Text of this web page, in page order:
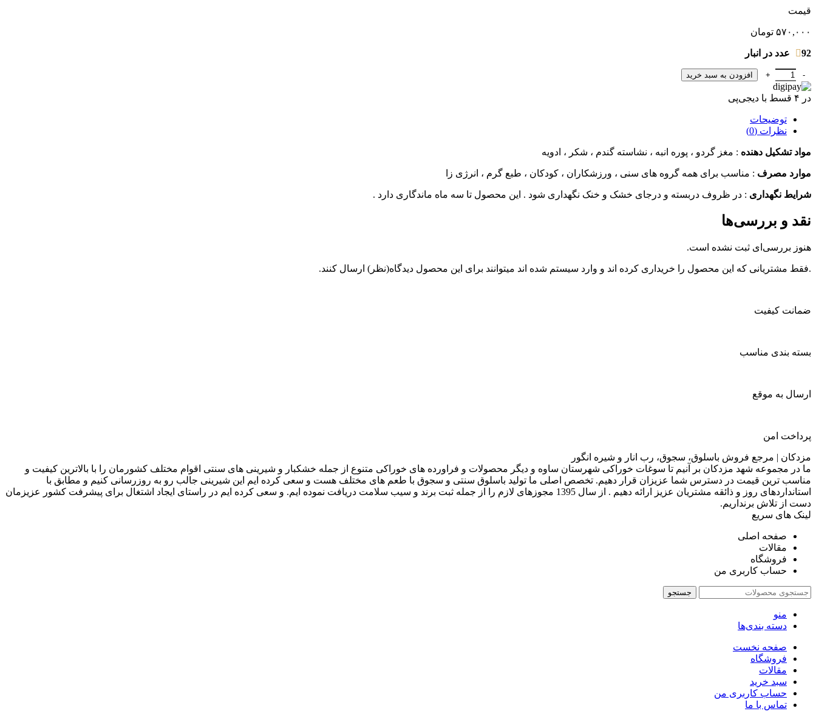
قیمت
۵۷۰,۰۰۰ تومان
92 عدد در انبار
سجوق گردویی با طعم انبه 500 گرم عدد
افزودن به سبد خرید
در ۴ قسط با دیجی‌پی
توضیحات
نظرات (0)
مواد تشکیل دهنده : مغز گردو ، پوره انبه ، نشاسته گندم ، شکر ، ادویه
موارد مصرف : مناسب برای همه گروه های سنی ، ورزشکاران ، کودکان ، طبع گرم ، انرژی زا
شرایط نگهداری : در ظروف دربسته و درجای خشک و خنک نگهداری شود . این محصول تا سه ماه ماندگاری دارد .
نقد و بررسی‌ها
هنوز بررسی‌ای ثبت نشده است.
.فقط مشتریانی که این محصول را خریداری کرده اند و وارد سیستم شده اند میتوانند برای این محصول دیدگاه(نظر) ارسال کنند.
ضمانت کیفیت
بسته بندی مناسب
ارسال به موقع
پرداخت امن
مزدکان | مرجع فروش باسلوق، سجوق، رب انار و شیره انگور
ما در مجموعه شهد مزدکان بر آنیم تا سوغات خوراکی شهرستان ساوه و دیگر محصولات و فراورده های خوراکی متنوع از جمله خشکبار و شیرینی های سنتی اقوام مختلف کشورمان را با بالاترین کیفیت و
مناسب ترین قیمت در دسترس شما عزیزان قرار دهیم. تخصص اصلی ما تولید باسلوق سنتی و سجوق با طعم های مختلف هست و سعی کرده ایم این شیرینی جالب رو به روزرسانی کنیم و مطابق با
استانداردهای روز و ذائقه مشتریان عزیز ارائه دهیم . از سال 1395 مجوزهای لازم را از جمله ثبت برند و سیب سلامت دریافت نموده ایم. و سعی کرده ایم در راستای ایجاد اشتغال برای پیشرفت کشور عزیزمان
دست از تلاش برنداریم.
لینک های سریع
صفحه اصلی
مقالات
فروشگاه
حساب کاربری من
جستجو
منو
دسته بندی‌ها
صفحه نخست
فروشگاه
مقالات
سبد خرید
حساب کاربری من
تماس با ما